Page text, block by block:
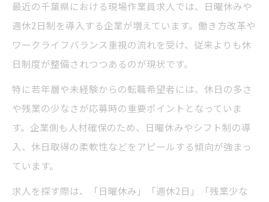
現場作業員求人で得られる給与水準を紹介
千葉県現場作業員求人の待遇や福利厚生を
比較
現場作業員求人で注目の賞与や手当事情
千葉県現場作業員求人の収入アップ事例を
解説
現場作業員求人の給与明細や待遇のチェッ
ク法
最近の千葉県における現場作業員求人では、日曜休みや
週休2日制を導入する企業が増えています。働き方改革や
ワークライフバランス重視の流れを受け、従来よりも休
日制度が整備されつつあるのが現状です。
特に若年層や未経験からの転職希望者には、休日の多さ
や残業の少なさが応募時の重要ポイントとなっていま
す。企業側も人材確保のため、日曜休みやシフト制の導
入、休日取得の柔軟性などをアピールする傾向が強まっ
ています。
求人を探す際は、「日曜休み」「週休2日」「残業少な